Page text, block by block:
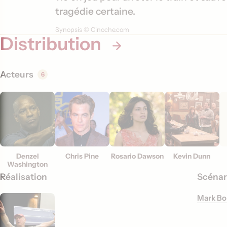
o
s
tragédie certaine.
Synopsis © Cinoche.com
Distribution
Acteurs 6
Denzel
Washington
Chris Pine Rosario Dawson Kevin Dunn
Réalisation
Mark